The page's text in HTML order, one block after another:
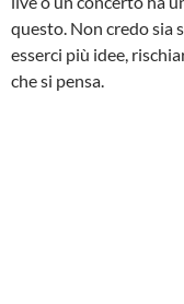
questo. Non credo sia
esserci più idee,
che si pensa.